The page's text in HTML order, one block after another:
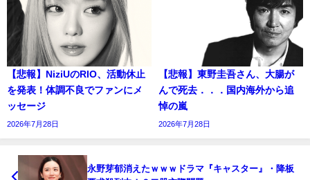
【悲報】NiziUのRIO、活動休止
を発表！体調不良でファンにメ
ッセージ
2026年7月28日
【悲報】東野圭吾さん、大腸が
んで死去．．．国内海外から追
悼の嵐
2026年7月28日
永野芽郁消えたｗｗｗドラマ『キャスター』・降板